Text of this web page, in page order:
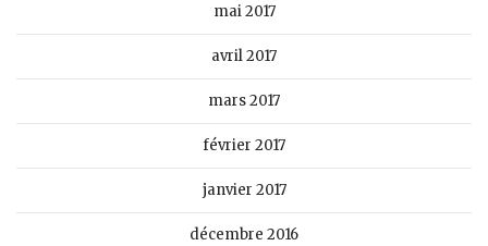
mai 2017
avril 2017
mars 2017
février 2017
janvier 2017
décembre 2016